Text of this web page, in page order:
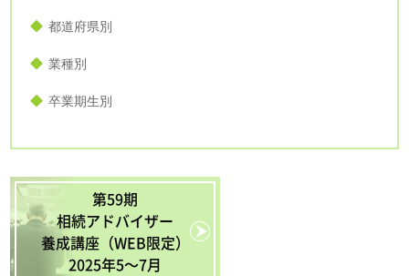
都道府県別
業種別
卒業期生別
第59期
相続アドバイザー
養成講座（WEB限定）
2025年5〜7月